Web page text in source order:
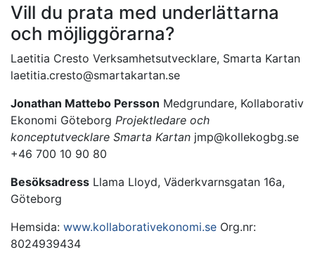
Vill du prata med underlättarna
och möjliggörarna?
Laetitia Cresto Verksamhetsutvecklare, Smarta Kartan
laetitia.cresto@smartakartan.se
Jonathan Mattebo Persson Medgrundare, Kollaborativ
Ekonomi Göteborg Projektledare och
konceptutvecklare Smarta Kartan jmp@kollekogbg.se
+46 700 10 90 80
Besöksadress Llama Lloyd, Väderkvarnsgatan 16a,
Göteborg
Hemsida: www.kollaborativekonomi.se Org.nr:
8024939434